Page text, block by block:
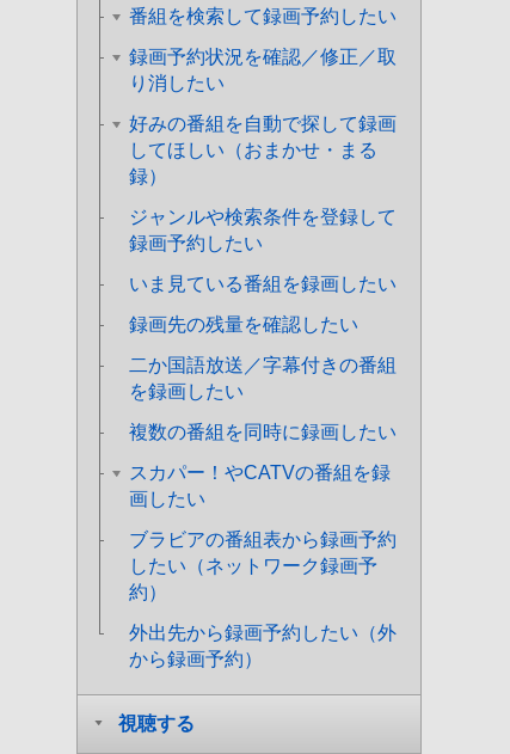
番組を検索して録画予約したい
録画予約状況を確認／修正／取
り消したい
好みの番組を自動で探して録画
してほしい（おまかせ・まる
録）
ジャンルや検索条件を登録して
録画予約したい
いま見ている番組を録画したい
録画先の残量を確認したい
二か国語放送／字幕付きの番組
を録画したい
複数の番組を同時に録画したい
スカパー！やCATVの番組を録
画したい
ブラビアの番組表から録画予約
したい（ネットワーク録画予
約）
外出先から録画予約したい（外
から録画予約）
視聴する